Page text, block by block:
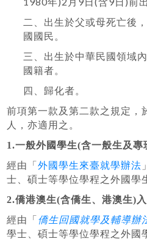
年 月 日 含 日
前
二、出生於父或母死亡後
國國民。
三、出生於中華民國領域
國籍者。
四、歸化者。
前項第一款及第二款之規定，
人，亦適用之。
1.一般外國學生(含一般生及專
經由「外國學生來臺就學辦法
士、碩士等學位學程之外國學
2.僑港澳生(含僑生、港澳生)
經由「 僑生回國就學及輔導辦
學士、碩士等學位學程之外國